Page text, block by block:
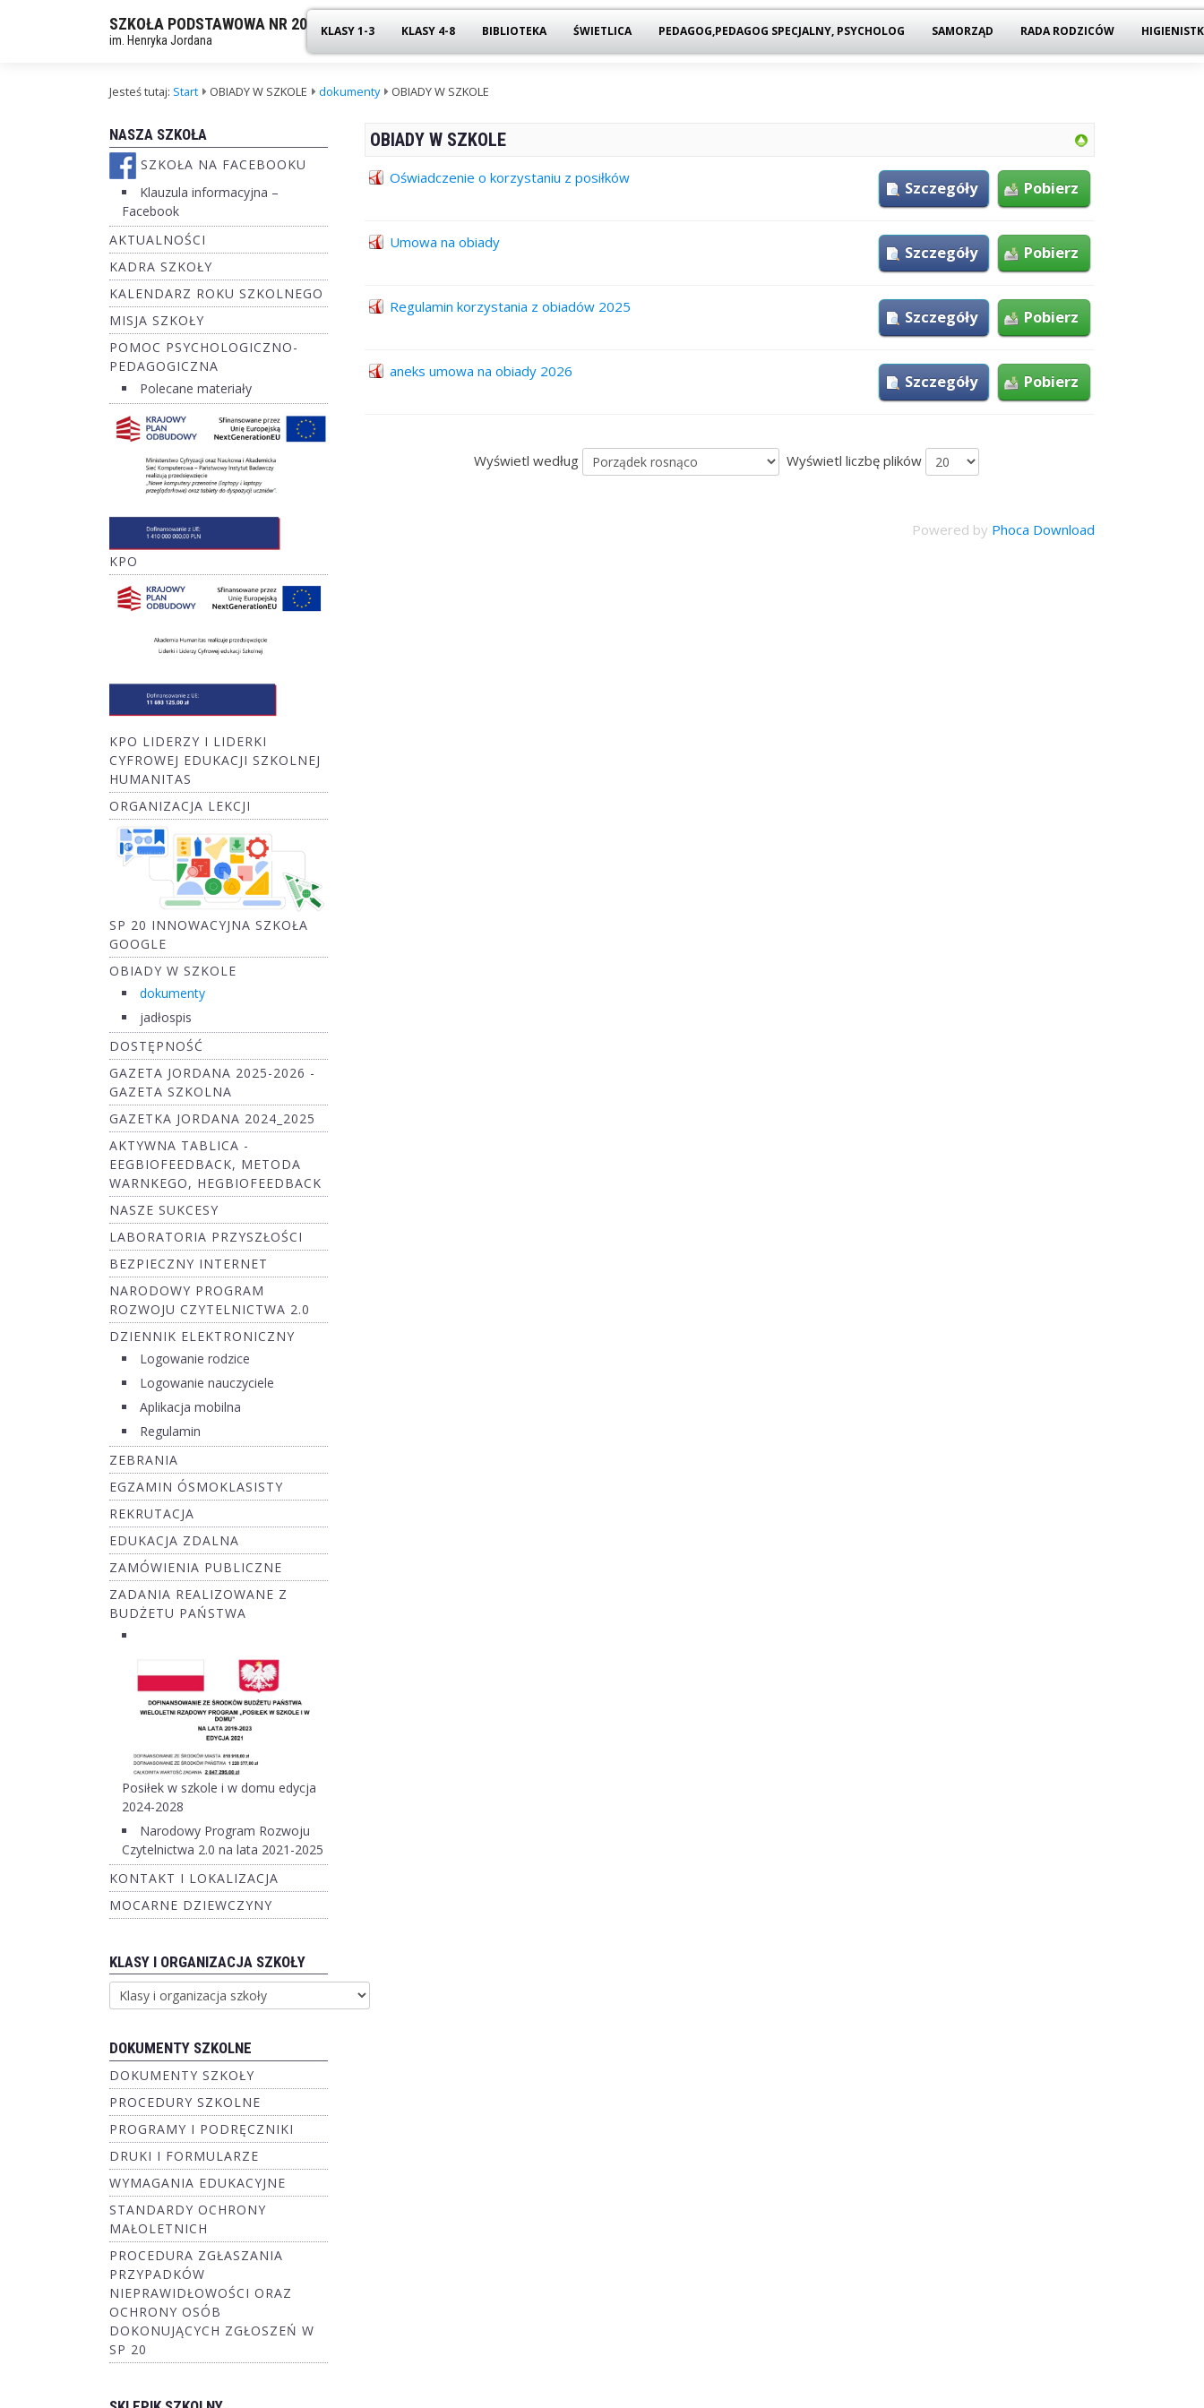
SZKOŁA PODSTAWOWA NR 20
im. Henryka Jordana
KLASY 1-3 KLASY 4-8 BIBLIOTEKA ŚWIETLICA PEDAGOG,PEDAGOG SPECJALNY, PSYCHOLOG SAMORZĄD RADA RODZICÓW
Jesteś tutaj: Start OBIADY W SZKOLE dokumenty OBIADY W SZKOLE
NASZA SZKOŁA
SZKOŁA NA FACEBOOKU
Klauzula informacyjna –
Facebook
AKTUALNOŚCI
KADRA SZKOŁY
KALENDARZ ROKU SZKOLNEGO
MISJA SZKOŁY
POMOC PSYCHOLOGICZNO-
PEDAGOGICZNA
Polecane materiały
KPO
KPO LIDERZY I LIDERKI
CYFROWEJ EDUKACJI SZKOLNEJ
HUMANITAS
ORGANIZACJA LEKCJI
SP 20 INNOWACYJNA SZKOŁA
GOOGLE
OBIADY W SZKOLE
dokumenty
jadłospis
DOSTĘPNOŚĆ
GAZETA JORDANA 2025-2026 -
GAZETA SZKOLNA
GAZETKA JORDANA 2024_2025
AKTYWNA TABLICA -
EEGBIOFEEDBACK, METODA
WARNKEGO, HEGBIOFEEDBACK
NASZE SUKCESY
LABORATORIA PRZYSZŁOŚCI
BEZPIECZNY INTERNET
NARODOWY PROGRAM
ROZWOJU CZYTELNICTWA 2.0
DZIENNIK ELEKTRONICZNY
Logowanie rodzice
Logowanie nauczyciele
Aplikacja mobilna
Regulamin
ZEBRANIA
EGZAMIN ÓSMOKLASISTY
REKRUTACJA
EDUKACJA ZDALNA
ZAMÓWIENIA PUBLICZNE
ZADANIA REALIZOWANE Z
BUDŻETU PAŃSTWA
Posiłek w szkole i w domu edycja
2024-2028
Narodowy Program Rozwoju
Czytelnictwa 2.0 na lata 2021-2025
KONTAKT I LOKALIZACJA
MOCARNE DZIEWCZYNY
KLASY I ORGANIZACJA SZKOŁY
DOKUMENTY SZKOLNE
DOKUMENTY SZKOŁY
PROCEDURY SZKOLNE
PROGRAMY I PODRĘCZNIKI
DRUKI I FORMULARZE
WYMAGANIA EDUKACYJNE
STANDARDY OCHRONY
MAŁOLETNICH
PROCEDURA ZGŁASZANIA
PRZYPADKÓW
NIEPRAWIDŁOWOŚCI ORAZ
OCHRONY OSÓB
DOKONUJĄCYCH ZGŁOSZEŃ W
SP 20
OBIADY W SZKOLE
Oświadczenie o korzystaniu z posiłków Pobierz
Szczegóły
Umowa na obiady Pobierz
Szczegóły
Regulamin korzystania z obiadów 2025 Pobierz
Szczegóły
aneks umowa na obiady 2026 Pobierz
Szczegóły
Wyświetl według Wyświetl liczbę plików
Powered by Phoca Download